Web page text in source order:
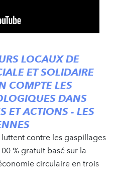
LOCAUX DE
ET SOLIDAIRE
COMPTE LES
DANS
ET ACTIONS - LES
luttent contre les gaspillages
% gratuit basé sur la
circulaire en trois